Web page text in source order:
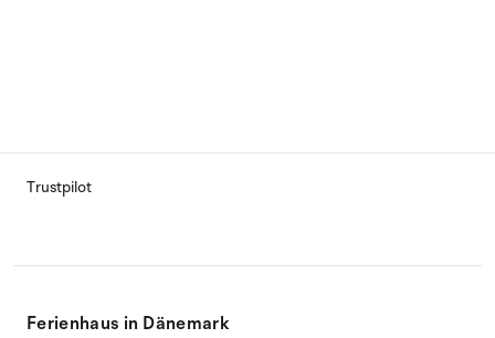
Trustpilot
Ferienhaus in Dänemark